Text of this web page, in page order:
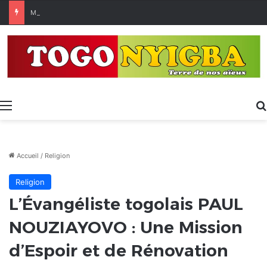
Menu
Accueil / Religion
Religion
L’Évangéliste togolais PAUL
NOUZIAYOVO : Une Mission
d’Espoir et de Rénovation